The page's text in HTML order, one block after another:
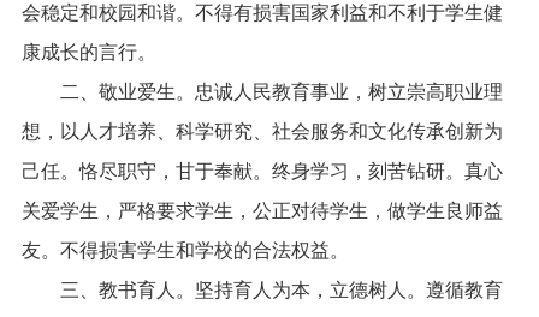
会稳定和校园和谐。不得有损害国家利益和不利于学生健
康成长的言行。
二、敬业爱生。忠诚人民教育事业，树立崇高职业理
想，以人才培养、科学研究、社会服务和文化传承创新为
己任。恪尽职守，甘于奉献。终身学习，刻苦钻研。真心
关爱学生，严格要求学生，公正对待学生，做学生良师益
友。不得损害学生和学校的合法权益。
三、教书育人。坚持育人为本，立德树人。遵循教育